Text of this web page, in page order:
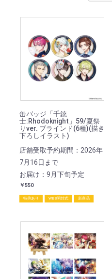
缶バッジ「千銃
士:Rhodoknight」59/夏祭
りver. ブラインド(6種)(描き
下ろしイラスト)
店舗受取予約期間：2026年
7月16日まで
お届け：9月下旬予定
￥550
特典あり WEB開封式 新商品